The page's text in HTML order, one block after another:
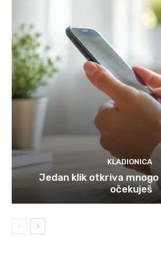
KLADIONICA
Jedan klik otkriva mnogo
očekuješ